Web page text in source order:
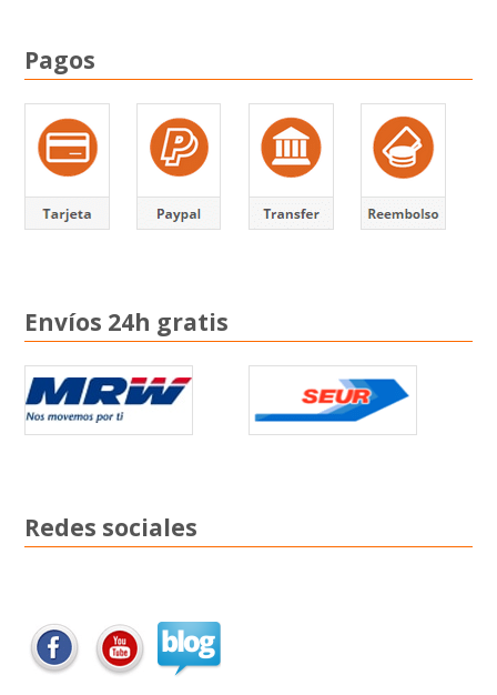
Pagos
Envíos 24h gratis
Redes sociales